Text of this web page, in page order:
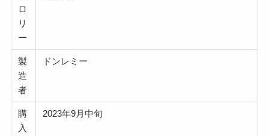
ロ
リ
ー
製
造
者
ドンレミー
購
入
2023年9月中旬